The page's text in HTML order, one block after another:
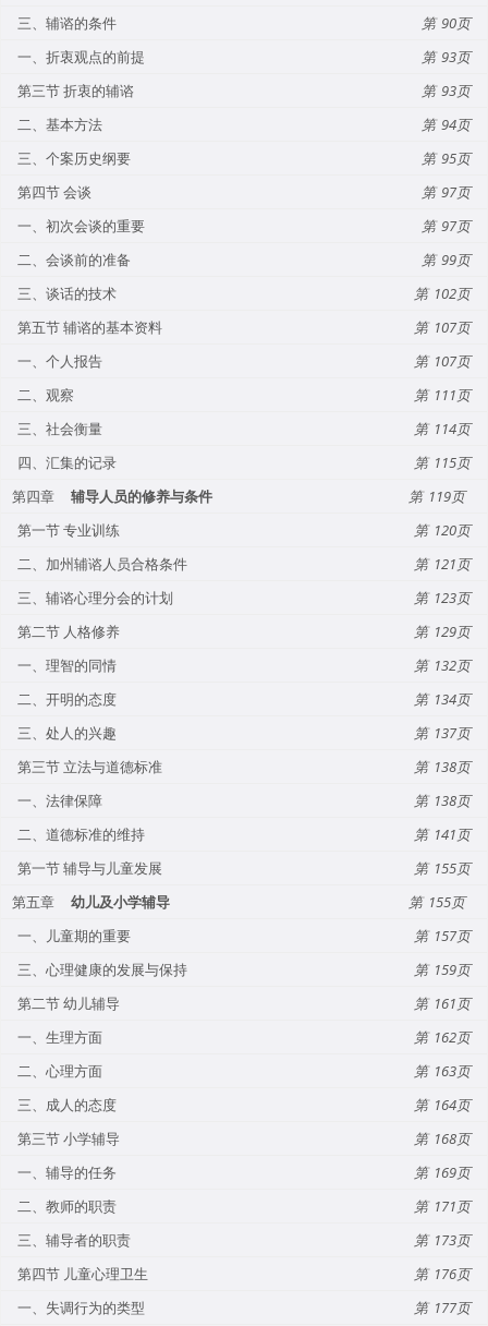
三、辅谘的条件
90
一、折衷观点的前提
93
第三节 折衷的辅谘
93
二、基本方法
94
三、个案历史纲要
95
第四节 会谈
97
一、初次会谈的重要
97
二、会谈前的准备
99
三、谈话的技术
102
第五节 辅谘的基本资料
107
一、个人报告
107
二、观察
111
三、社会衡量
114
四、汇集的记录
115
第四章
辅导人员的修养与条件
119
第一节 专业训练
120
二、加州辅谘人员合格条件
121
三、辅谘心理分会的计划
123
第二节 人格修养
129
一、理智的同情
132
二、开明的态度
134
三、处人的兴趣
137
第三节 立法与道德标准
138
一、法律保障
138
二、道德标准的维持
141
第一节 辅导与儿童发展
155
第五章
幼儿及小学辅导
155
一、儿童期的重要
157
三、心理健康的发展与保持
159
第二节 幼儿辅导
161
一、生理方面
162
二、心理方面
163
三、成人的态度
164
第三节 小学辅导
168
一、辅导的任务
169
二、教师的职责
171
三、辅导者的职责
173
第四节 儿童心理卫生
176
一、失调行为的类型
177